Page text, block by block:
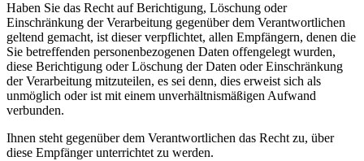
Haben Sie das Recht auf Berichtigung, Löschung oder
Einschränkung der Verarbeitung gegenüber dem Verantwortlichen
geltend gemacht, ist dieser verpflichtet, allen Empfängern, denen die
Sie betreffenden personenbezogenen Daten offengelegt wurden,
diese Berichtigung oder Löschung der Daten oder Einschränkung
der Verarbeitung mitzuteilen, es sei denn, dies erweist sich als
unmöglich oder ist mit einem unverhältnismäßigen Aufwand
verbunden.
Ihnen steht gegenüber dem Verantwortlichen das Recht zu, über
diese Empfänger unterrichtet zu werden.